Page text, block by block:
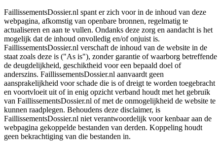
FaillissementsDossier.nl spant er zich voor in de inhoud van deze
webpagina, afkomstig van openbare bronnen, regelmatig te
actualiseren en aan te vullen. Ondanks deze zorg en aandacht is het
mogelijk dat de inhoud onvolledig en/of onjuist is.
FaillissementsDossier.nl verschaft de inhoud van de website in de
staat zoals deze is ("As is"), zonder garantie of waarborg betreffende
de deugdelijkheid, geschiktheid voor een bepaald doel of
anderszins. FaillissementsDossier.nl aanvaardt geen
aansprakelijkheid voor schade die is of dreigt te worden toegebracht
en voortvloeit uit of in enig opzicht verband houdt met het gebruik
van FaillissementsDossier.nl of met de onmogelijkheid de website te
kunnen raadplegen. Behoudens deze disclaimer, is
FaillissementsDossier.nl niet verantwoordelijk voor kenbaar aan de
webpagina gekoppelde bestanden van derden. Koppeling houdt
geen bekrachtiging van die bestanden in.